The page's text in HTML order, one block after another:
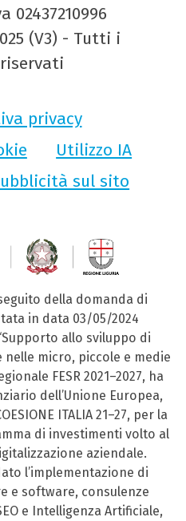
02437210996
(V3) - Tutti i
privacy
Utilizzo IA
sul sito
seguito della domanda di
in data 03/05/2024
allo sviluppo di
micro, piccole e medie
FESR 2021–2027, ha
dell’Unione Europea,
ITALIA 21–27, per la
di investimenti volto al
aziendale.
l’implementazione di
e software, consulenze
e Intelligenza Artificiale,